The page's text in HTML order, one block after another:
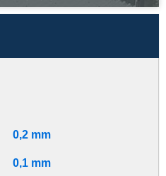
0,2 mm
0,1 mm